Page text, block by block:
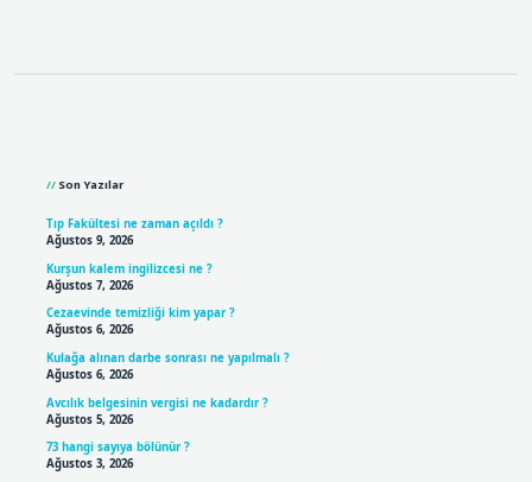
Son Yazılar
Tıp Fakültesi ne zaman açıldı ?
Ağustos 9, 2026
Kurşun kalem ingilizcesi ne ?
Ağustos 7, 2026
Cezaevinde temizliği kim yapar ?
Ağustos 6, 2026
Kulağa alınan darbe sonrası ne yapılmalı ?
Ağustos 6, 2026
Avcılık belgesinin vergisi ne kadardır ?
Ağustos 5, 2026
73 hangi sayıya bölünür ?
Ağustos 3, 2026